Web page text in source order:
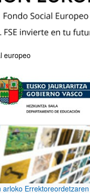
arloko